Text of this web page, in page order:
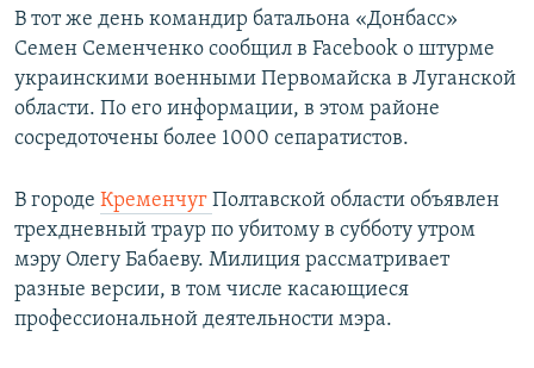
В тот же день командир батальона «Донбасс»
Семен Семенченко сообщил в Facebook о штурме
украинскими военными Первомайска в Луганской
области. По его информации, в этом районе
сосредоточены более 1000 сепаратистов.
В городе Кременчуг Полтавской области объявлен
трехдневный траур по убитому в субботу утром
мэру Олегу Бабаеву. Милиция рассматривает
разные версии, в том числе касающиеся
профессиональной деятельности мэра.